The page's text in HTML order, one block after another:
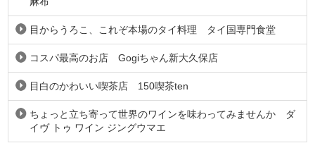
目からうろこ、これぞ本場のタイ料理 タイ国専門食堂
コスパ最高のお店 Gogiちゃん新大久保店
目白のかわいい喫茶店 150喫茶ten
ちょっと立ち寄って世界のワインを味わってみませんか ダ
イヴ トゥ ワイン ジングウマエ